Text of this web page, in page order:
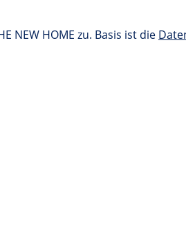
NEW HOME zu. Basis ist die